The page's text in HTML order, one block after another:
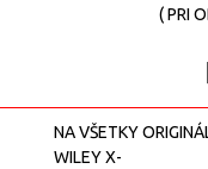
( PRI
NA VŠETKY
WILEY X-